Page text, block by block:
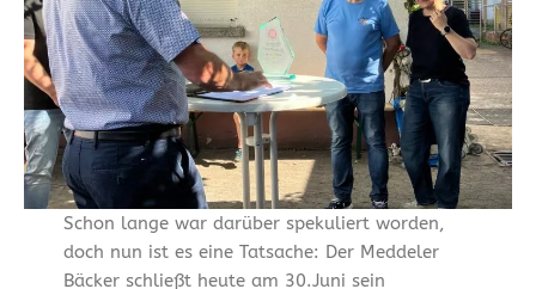
Schon lange war darüber spekuliert worden,
doch nun ist es eine Tatsache: Der Meddeler
Bäcker schließt heute am 30.Juni sein